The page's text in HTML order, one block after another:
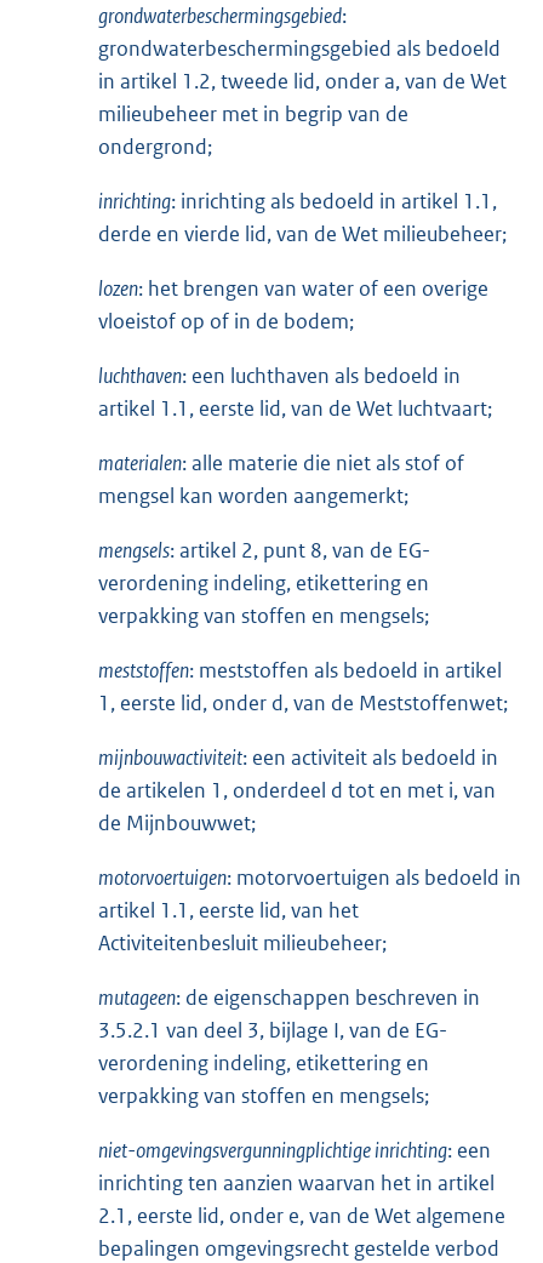
i
n
k
:
grondwaterbeschermingsgebied:
grondwaterbeschermingsgebied als bedoeld
in artikel 1.2, tweede lid, onder a, van de Wet
milieubeheer met in begrip van de
ondergrond;
inrichting: inrichting als bedoeld in artikel 1.1,
derde en vierde lid, van de Wet milieubeheer;
lozen: het brengen van water of een overige
vloeistof op of in de bodem;
luchthaven: een luchthaven als bedoeld in
artikel 1.1, eerste lid, van de Wet luchtvaart;
materialen: alle materie die niet als stof of
mengsel kan worden aangemerkt;
mengsels: artikel 2, punt 8, van de EG-
verordening indeling, etikettering en
verpakking van stoffen en mengsels;
meststoffen: meststoffen als bedoeld in artikel
1, eerste lid, onder d, van de Meststoffenwet;
mijnbouwactiviteit: een activiteit als bedoeld in
de artikelen 1, onderdeel d tot en met i, van
de Mijnbouwwet;
motorvoertuigen: motorvoertuigen als bedoeld in
artikel 1.1, eerste lid, van het
Activiteitenbesluit milieubeheer;
mutageen: de eigenschappen beschreven in
3.5.2.1 van deel 3, bijlage I, van de EG-
verordening indeling, etikettering en
verpakking van stoffen en mengsels;
niet-omgevingsvergunningplichtige inrichting: een
inrichting ten aanzien waarvan het in artikel
2.1, eerste lid, onder e, van de Wet algemene
bepalingen omgevingsrecht gestelde verbod